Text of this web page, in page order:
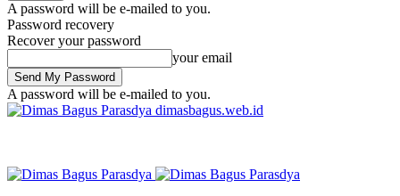
A password will be e-mailed to you.
Password recovery
Recover your password
your email
A password will be e-mailed to you.
dimasbagus.web.id